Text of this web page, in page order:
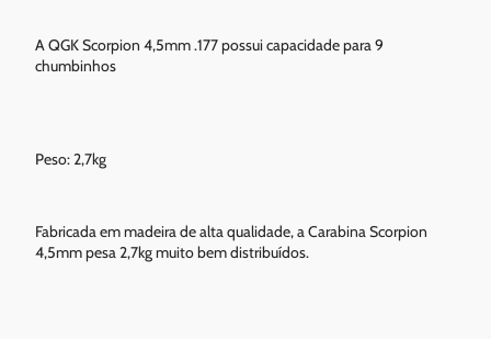
A QGK Scorpion 4,5mm .177 possui capacidade para 9
chumbinhos
Peso: 2,7kg
Fabricada em madeira de alta qualidade, a Carabina Scorpion
4,5mm pesa 2,7kg muito bem distribuídos.